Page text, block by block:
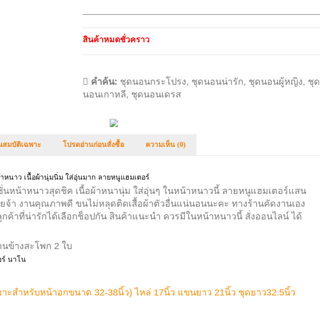
สินค้าหมดชั่วคราว
คำค้น: ชุดนอนกระโปรง, ชุดนอนน่ารัก, ชุดนอนผู้หญิง, ชุด
นอนเกาหลี, ชุดนอนเดรส
มบัติเฉพาะ โปรดอ่านก่อนสั่งซื้อ ความเห็น (0)
นาว เนื้อผ้านุ่มนิ่ม ใส่อุ่นมาก ลายหนูแฮมเตอร์
หน้าหนาวสุดชิค เนื้อผ้าหนานุ่ม ใส่อุ่นๆ ในหน้าหนาวนี้ ลายหนูแฮมเตอร์แสน
ยจ้า งานคุณภาพดี ขนไม่หลุดติดเสื้อผ้าตัวอื่นแน่นอนนะคะ ทางร้านคัดงานเอง
กค้าที่น่ารักได้เลือกช็อปกัน สินค้าแนะนำ ควรมีในหน้าหนาวนี้ สั่งออนไลน์ ได้
ข้างสะโพก 2 ใบ
ร์ นาโน
าะสำหรับหน้าอกขนาด 32-38นิ้ว) ไหล่ 17นิ้ว แขนยาว 21นิ้ว ชุดยาว32.5นิ้ว